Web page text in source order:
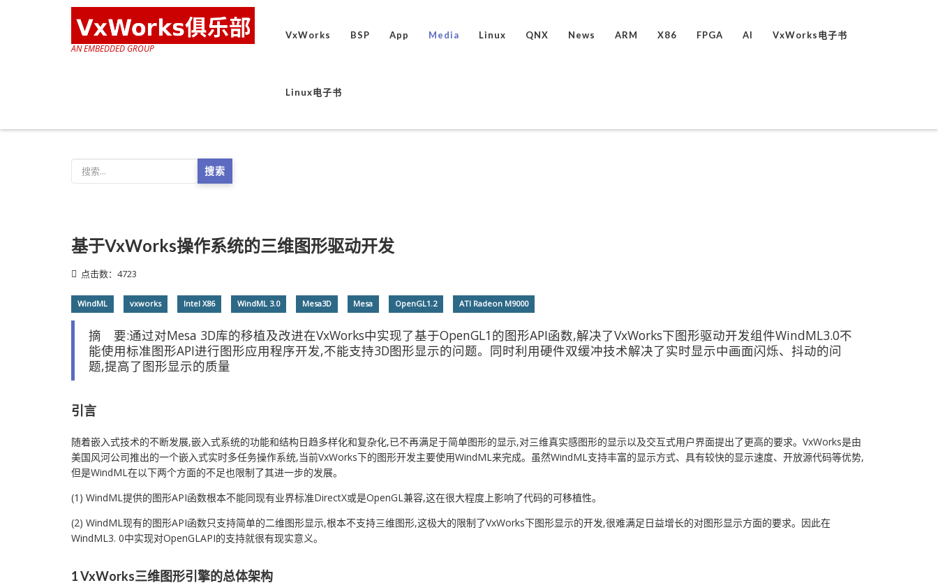
AN EMBEDDED GROUP
VxWorks BSP App Media Linux QNX News ARM X86 FPGA AI VxWorks电子书
Linux电子书
搜索
基于VxWorks操作系统的三维图形驱动开发
点击数：4723
WindML vxworks Intel X86 WindML 3.0 Mesa3D Mesa OpenGL1.2 ATI Radeon M9000
摘 要:通过对Mesa 3D库的移植及改进在VxWorks中实现了基于OpenGL1的图形API函数,解决了VxWorks下图形驱动开发组件WindML3.0不
能使用标准图形API进行图形应用程序开发,不能支持3D图形显示的问题。同时利用硬件双缓冲技术解决了实时显示中画面闪烁、抖动的问
题,提高了图形显示的质量
引言
随着嵌入式技术的不断发展,嵌入式系统的功能和结构日趋多样化和复杂化,已不再满足于简单图形的显示,对三维真实感图形的显示以及交互式用户界面提出了更高的要求。VxWorks是由
美国风河公司推出的一个嵌入式实时多任务操作系统,当前VxWorks下的图形开发主要使用WindML来完成。虽然WindML支持丰富的显示方式、具有较快的显示速度、开放源代码等优势,
但是WindML在以下两个方面的不足也限制了其进一步的发展。
(1) WindML提供的图形API函数根本不能同现有业界标准DirectX或是OpenGL兼容,这在很大程度上影响了代码的可移植性。
(2) WindML现有的图形API函数只支持简单的二维图形显示,根本不支持三维图形,这极大的限制了VxWorks下图形显示的开发,很难满足日益增长的对图形显示方面的要求。因此在
WindML3. 0中实现对OpenGLAPI的支持就很有现实意义。
1 VxWorks三维图形引擎的总体架构